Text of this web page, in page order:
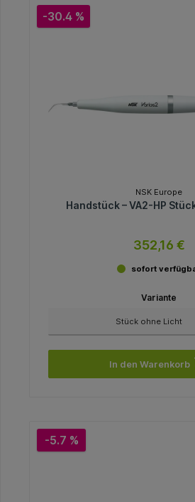
-30.4 %
NSK Europe
Handstück – VA2-HP
352,16 €
sofort
Variante
In den Warenkorb
-5.7 %